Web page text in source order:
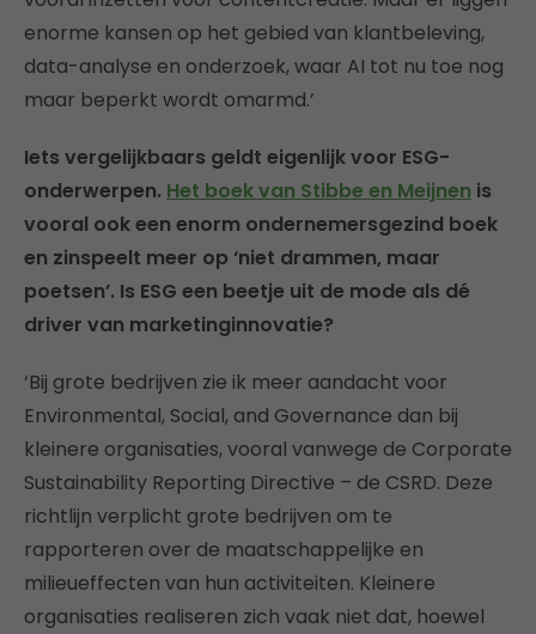
enorme kansen op het gebied van klantbeleving,
data-analyse en onderzoek, waar AI tot nu toe nog
maar beperkt wordt omarmd.’
Iets vergelijkbaars geldt eigenlijk voor ESG-
onderwerpen. Het boek van Stibbe en Meijnen is
vooral ook een enorm ondernemersgezind boek
en zinspeelt meer op ‘niet drammen, maar
poetsen’. Is ESG een beetje uit de mode als dé
driver van marketinginnovatie?
‘Bij grote bedrijven zie ik meer aandacht voor
Environmental, Social, and Governance dan bij
kleinere organisaties, vooral vanwege de Corporate
Sustainability Reporting Directive – de CSRD. Deze
richtlijn verplicht grote bedrijven om te
rapporteren over de maatschappelijke en
milieueffecten van hun activiteiten. Kleinere
organisaties realiseren zich vaak niet dat, hoewel